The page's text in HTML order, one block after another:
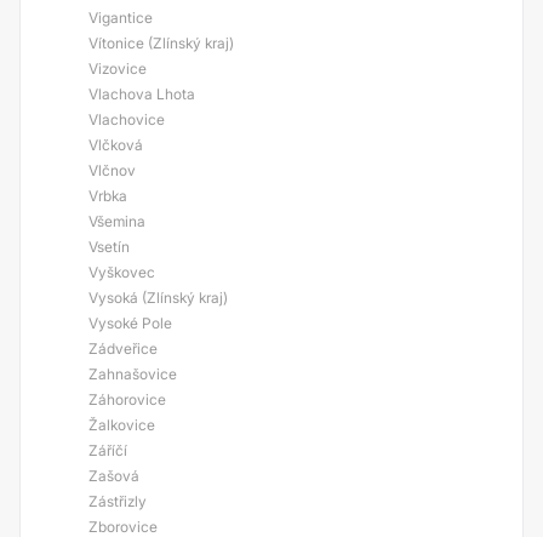
Vigantice
Vítonice (Zlínský kraj)
Vizovice
Vlachova Lhota
Vlachovice
Vlčková
Vlčnov
Vrbka
Všemina
Vsetín
Vyškovec
Vysoká (Zlínský kraj)
Vysoké Pole
Zádveřice
Zahnašovice
Záhorovice
Žalkovice
Záříčí
Zašová
Zástřizly
Zborovice